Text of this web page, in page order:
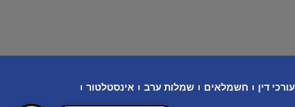
עורכי דין חשמלאים שמלות ערב
אינסטלטור